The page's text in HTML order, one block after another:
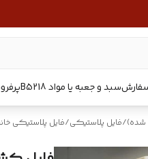
سبد و جعبه یا مواد B5218
شده)/فایل پلاستیکی/فایل پلاستیکی